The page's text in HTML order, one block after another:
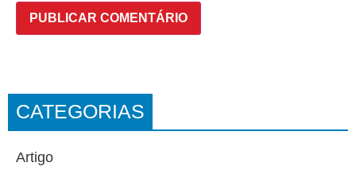
CATEGORIAS
Artigo